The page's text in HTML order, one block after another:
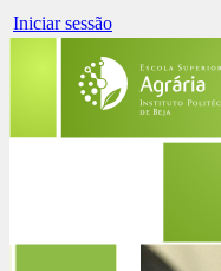
Iniciar sessão